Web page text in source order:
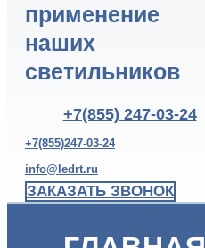
применение
наших
светильников
+7(855) 247-03-24
+7(855)247-03-24
info@ledrt.ru
ЗАКАЗАТЬ ЗВОНОК